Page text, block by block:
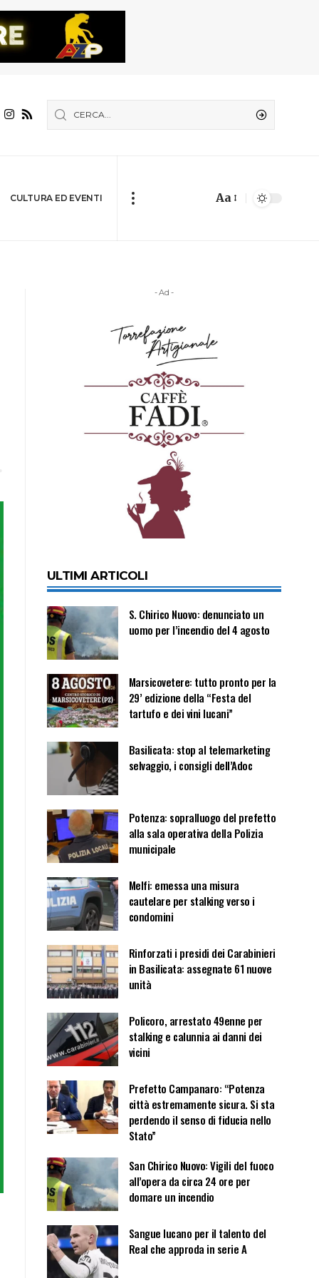
CULTURA ED EVENTI Aa
- Ad -
ULTIMI ARTICOLI
S. Chirico Nuovo: denunciato un
uomo per l’incendio del 4 agosto
Marsicovetere: tutto pronto per la
29’ edizione della “Festa del
tartufo e dei vini lucani”
Basilicata: stop al telemarketing
selvaggio, i consigli dell’Adoc
Potenza: sopralluogo del prefetto
alla sala operativa della Polizia
municipale
Melfi: emessa una misura
cautelare per stalking verso i
condomini
Rinforzati i presidi dei Carabinieri
in Basilicata: assegnate 61 nuove
unità
Policoro, arrestato 49enne per
stalking e calunnia ai danni dei
vicini
Prefetto Campanaro: “Potenza
città estremamente sicura. Si sta
perdendo il senso di fiducia nello
Stato”
San Chirico Nuovo: Vigili del fuoco
all’opera da circa 24 ore per
domare un incendio
Sangue lucano per il talento del
Real che approda in serie A